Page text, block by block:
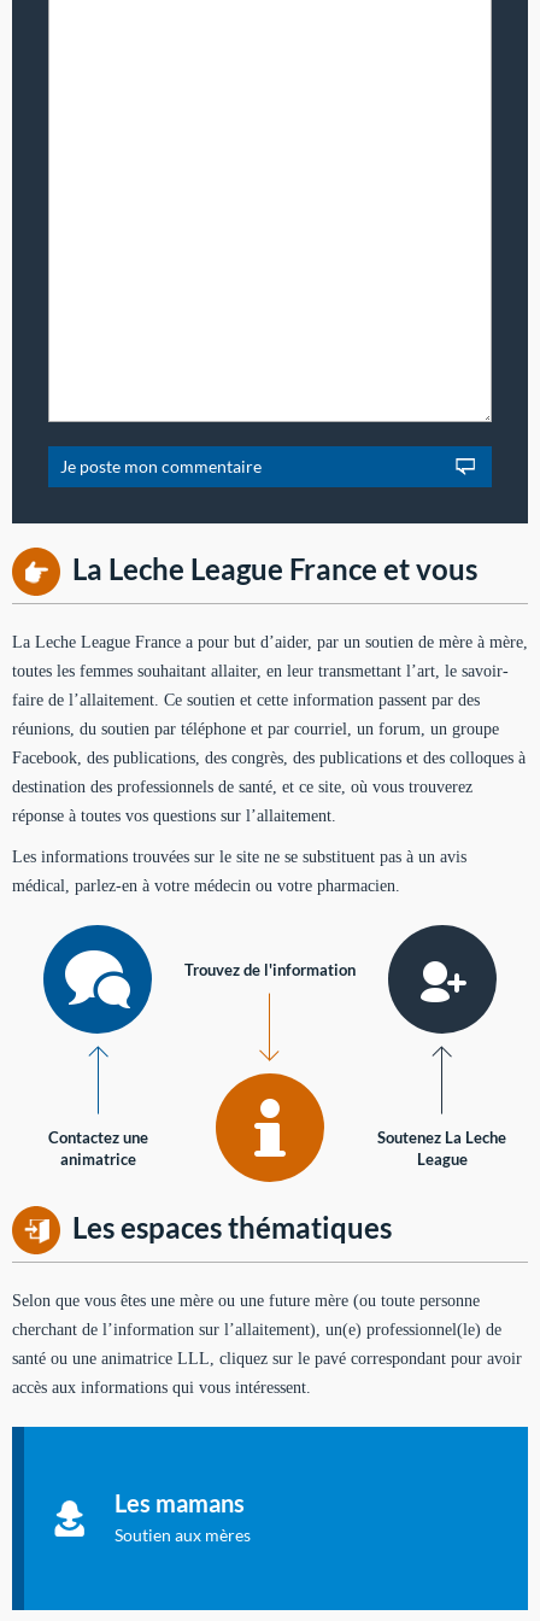
La Leche League France et vous
La Leche League France a pour but d’aider, par un soutien de mère à mère,
toutes les femmes souhaitant allaiter, en leur transmettant l’art, le savoir-
faire de l’allaitement. Ce soutien et cette information passent par des
réunions, du soutien par téléphone et par courriel, un forum, un groupe
Facebook, des publications, des congrès, des publications et des colloques à
destination des professionnels de santé, et ce site, où vous trouverez
réponse à toutes vos questions sur l’allaitement.
Les informations trouvées sur le site ne se substituent pas à un avis
médical, parlez-en à votre médecin ou votre pharmacien.
Contactez une
animatrice
Trouvez de l'information
Soutenez La Leche
League
Les espaces thématiques
Selon que vous êtes une mère ou une future mère (ou toute personne
cherchant de l’information sur l’allaitement), un(e) professionnel(le) de
santé ou une animatrice LLL, cliquez sur le pavé correspondant pour avoir
accès aux informations qui vous intéressent.
Les mamans
Soutien aux mères
à allaiter et vous informer : toutes les rubriques qui
concernent l'allaitement.